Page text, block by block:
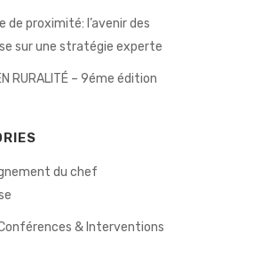
de proximité: l’avenir des
sur une stratégie experte
RURALITÉ – 9éme édition
du chef
& Interventions